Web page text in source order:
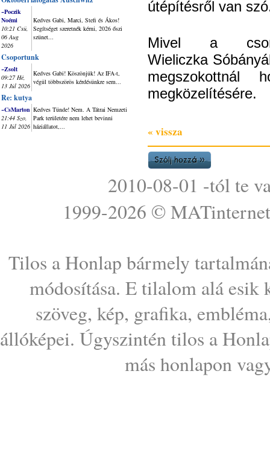
~Poczik
Noémi
10:21 Csü,
06 Aug
2026
Kedves Gabi, Marci, Stefi és Ákos!
Segítséget szeretnék kérni, 2026 őszi
szünet...
Csoportunk
~Zsolt
09:27 Hé,
13 Júl 2026
Kedves Gabi! Köszönjük! Az IFA-t,
végül többszörös kérdésünkre sem...
Re: kutya
~CsMarton
21:44 Szo,
11 Júl 2026
Kedves Tünde! Nem. A Tátrai Nemzeti
Park területére nem lehet bevinni
háziállatot,...
útépítésről van
Mivel a
Wieliczka
megszokottnál
megközelítésére.
« vissza
2010-08-01 -tól te
1999-2026 © MATinternet
Tilos a Honlap bármely
módosítása. E tilalom alá esik
szöveg, kép, grafika,
állóképei. Úgyszintén tilos a
más honlapon